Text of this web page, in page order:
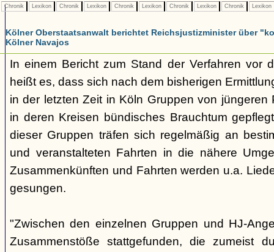
Chronik Lexikon Chronik Lexikon Chronik Lexikon Chronik Lexikon Chronik Lexikon
Kölner Oberstaatsanwalt berichtet Reichsjustizminister über
Kölner Navajos
In einem Bericht zum Stand der Verfahren vor
heißt es, dass sich nach dem bisherigen
in der letzten Zeit in Köln Gruppen von jüngeren
in deren Kreisen bündisches Brauchtum
dieser Gruppen träfen sich regelmäßig an
und veranstalteten Fahrten in die nähere
Zusammenkünften und Fahrten werden u.a.
gesungen.
"Zwischen den einzelnen Gruppen und HJ-
Zusammenstöße stattgefunden, die zumeist